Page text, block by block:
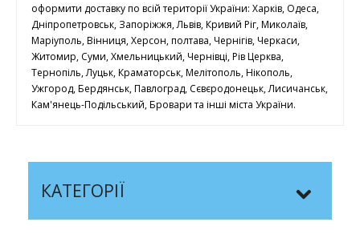
оформити доставку по всій території України: Харків, Одеса,
Дніпропетровськ, Запоріжжя, Львів, Кривий Ріг, Миколаїв,
Маріуполь, Вінниця, Херсон, полтава, Чернігів, Черкаси,
Житомир, Суми, Хмельницький, Чернівці, Рів Церква,
Тернопіль, Луцьк, Краматорськ, Мелітополь, Нікополь,
Ужгород, Бердянськ, Павлоград, Сєвєродонецьк, Лисичанськ,
Кам'янець-Подільський, Бровари та інші міста України.
КАТЕГОРІЇ